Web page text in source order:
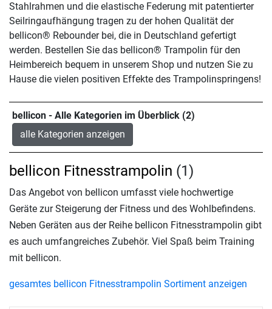
Stahlrahmen und die elastische Federung mit patentierter
Seilringaufhängung tragen zu der hohen Qualität der
bellicon® Rebounder bei, die in Deutschland gefertigt
werden. Bestellen Sie das bellicon® Trampolin für den
Heimbereich bequem in unserem Shop und nutzen Sie zu
Hause die vielen positiven Effekte des Trampolinspringens!
bellicon - Alle Kategorien im Überblick (2)
alle Kategorien anzeigen
bellicon Fitnesstrampolin (1)
Das Angebot von bellicon umfasst viele hochwertige
Geräte zur Steigerung der Fitness und des Wohlbefindens.
Neben Geräten aus der Reihe bellicon Fitnesstrampolin gibt
es auch umfangreiches Zubehör. Viel Spaß beim Training
mit bellicon.
gesamtes bellicon Fitnesstrampolin Sortiment anzeigen